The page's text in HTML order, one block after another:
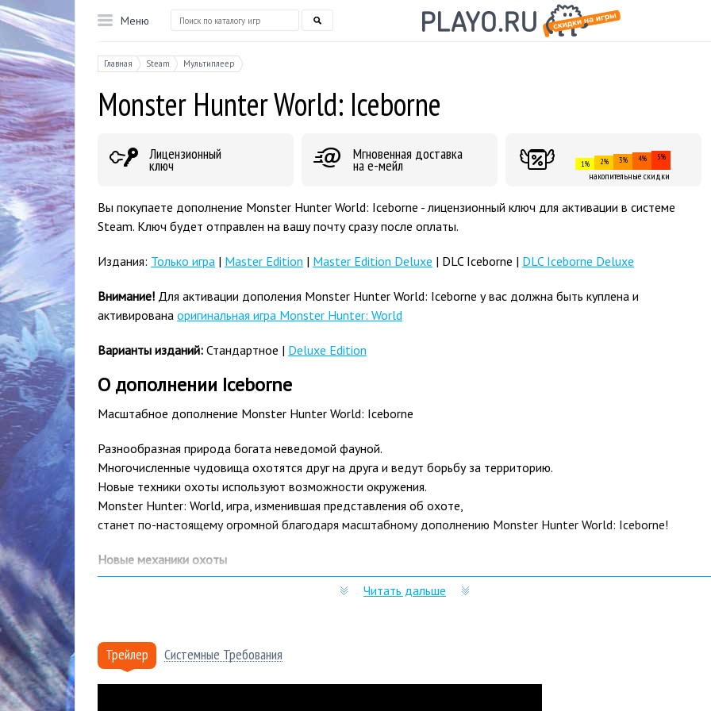
Меню
Главная Steam Мультиплеер
Monster Hunter World: Iceborne
Лицензионный
ключ
Мгновенная доставка
на е-мейл 1% 2% 3% 4% 5%
накопительные скидки
Вы покупаете дополнение Monster Hunter World: Iceborne - лицензионный ключ для активации в системе
Steam. Ключ будет отправлен на вашу почту сразу после оплаты.
Издания: Только игра | Master Edition | Master Edition Deluxe | DLC Iceborne | DLC Iceborne Deluxe
Внимание! Для активации дополения Monster Hunter World: Iceborne у вас должна быть куплена и
активирована оригинальная игра Monster Hunter: World
Варианты изданий: Стандартное | Deluxe Edition
О дополнении Iceborne
Масштабное дополнение Monster Hunter World: Iceborne
Разнообразная природа богата неведомой фауной.
Многочисленные чудовища охотятся друг на друга и ведут борьбу за территорию.
Новые техники охоты используют возможности окружения.
Monster Hunter: World, игра, изменившая представления об охоте,
станет по-настоящему огромной благодаря масштабному дополнению Monster Hunter World: Iceborne!
Новые механики охоты
Для всех 14 видов оружия доступны новые приемы, комбо и уникальные действия. Каждое оружие позволяет
Новый ранг сложности заданий — мастер!
В дополнение к низкому и высокому рангам сложности заданий появится новый ранг — мастер.
Читать дальше
Трейлер Системные Требования